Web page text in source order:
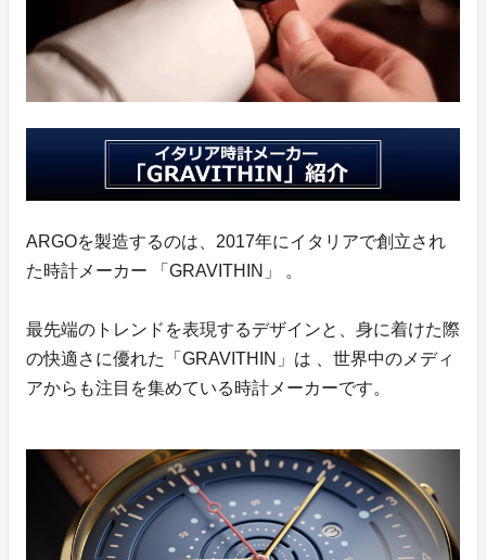
ARGOを製造するのは、2017年にイタリアで創立され
た時計メーカー 「GRAVITHIN」 。
最先端のトレンドを表現するデザインと、身に着けた際
の快適さに優れた「GRAVITHIN」は 、世界中のメディ
アからも注目を集めている時計メーカーです。